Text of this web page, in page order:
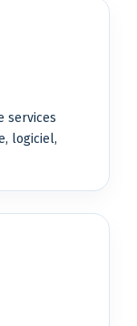
services
logiciel,